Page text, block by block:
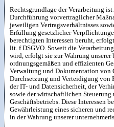
Rechtsgrundlage der Verarbeitung
Durchführung vorvertraglicher
jeweiligen Vertragsverhältnisses
Erfüllung gesetzlicher
berechtigten Interessen beruht,
lit. f DSGVO. Soweit die
wird, erfolgt sie zur Wahrung unserer
ordnungsgemäßen und effizienten
Verwaltung und Dokumentation von
Durchsetzung und Verteidigung von
der IT- und Datensicherheit, der
sowie der wirtschaftlichen
Geschäftsbetriebs. Diese Interessen
Gewährleistung eines sicheren und
in der Wahrung unserer